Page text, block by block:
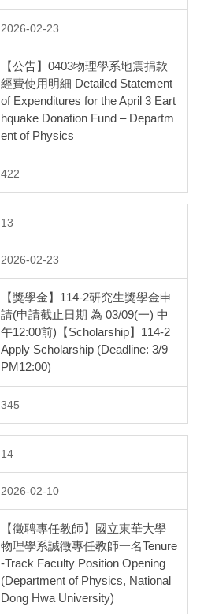
2026-02-23
【公告】0403物理學系地震捐款
經費使用明細 Detailed Statement
of Expenditures for the April 3 Eart
hquake Donation Fund – Departm
ent of Physics
422
13
2026-02-23
【獎學金】114-2研究生獎學金申
請(申請截止日期 為 03/09(一) 中
午12:00前)【Scholarship】114-2
Apply Scholarship (Deadline: 3/9
PM12:00)
345
14
2026-02-10
【徵聘專任教師】國立東華大學
物理學系誠徵專任教師一名Tenure
-Track Faculty Position Opening
(Department of Physics, National
Dong Hwa University)